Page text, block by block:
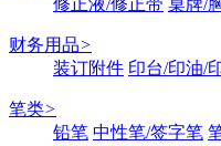
修正液/修正带 桌牌/
财务用品>
装订附件 印台/印油/
笔类>
铅笔 中性笔/签字笔